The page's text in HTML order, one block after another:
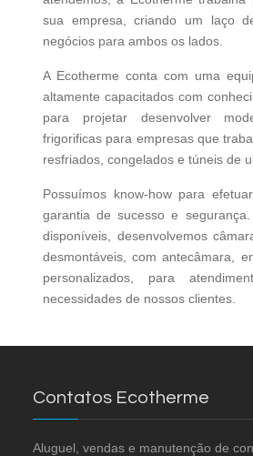
sua empresa, criando um laço
negócios para ambos os lados.
A Ecotherme conta com uma
altamente capacitados com
para projetar desenvolver
frigorificas para empresas que
resfriados, congelados e túneis de
Possuímos know-how para
garantia de sucesso e
disponíveis, desenvolvemos
desmontáveis, com antecâmara,
personalizados, para
necessidades de nossos clientes.
Contatos Ecotherme
Aluguel, vendas e manutenção de